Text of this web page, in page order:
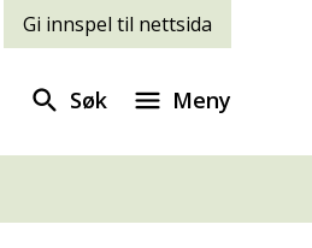
Gi innspel til nettsida
Søk Meny